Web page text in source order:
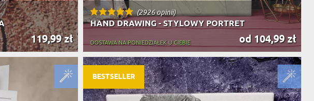
119,99 zł
(2926 opinii)
HAND DRAWING - STYLOWY PORTRET
od 104,99 zł
DOSTAWA NA PONIEDZIAŁEK U CIEBIE
BESTSELLER